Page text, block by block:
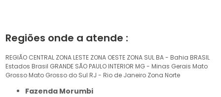
Regiões onde a atende :
REGIÃO CENTRAL ZONA LESTE ZONA OESTE ZONA SUL BA - Bahia BRASIL
Estados Brasil GRANDE SÃO PAULO INTERIOR MG - Minas Gerais Mato
Grosso Mato Grosso do Sul RJ - Rio de Janeiro Zona Norte
Fazenda Morumbi